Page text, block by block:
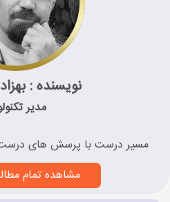
نویسنده :
مدیر
مسیر درست با پرسش های
مشاهده تمام